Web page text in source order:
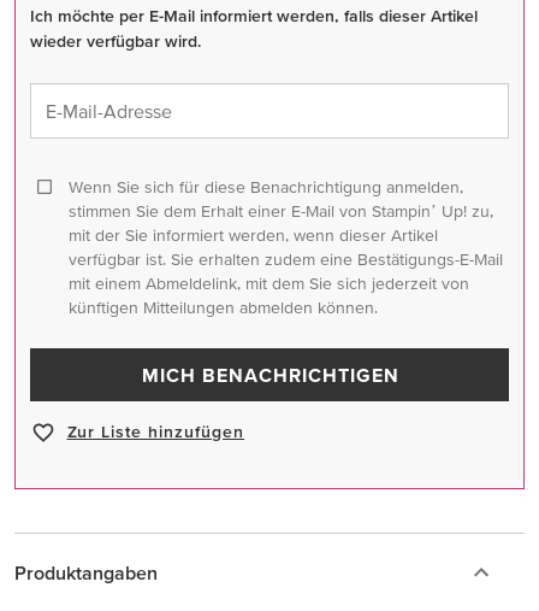
Ich möchte per E-Mail informiert werden, falls dieser Artikel
wieder verfügbar wird.
E-Mail-Adresse
Wenn Sie sich für diese Benachrichtigung anmelden,
stimmen Sie dem Erhalt einer E-Mail von Stampinʼ Up! zu,
mit der Sie informiert werden, wenn dieser Artikel
verfügbar ist. Sie erhalten zudem eine Bestätigungs-E-Mail
mit einem Abmeldelink, mit dem Sie sich jederzeit von
künftigen Mitteilungen abmelden können.
MICH BENACHRICHTIGEN
Zur Liste hinzufügen
Produktangaben